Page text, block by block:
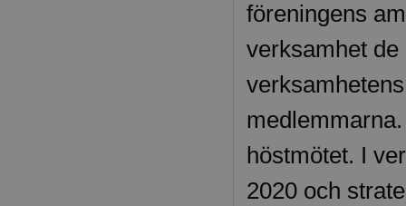
föreningens
verksamhet
höstmötet. I
2020 och